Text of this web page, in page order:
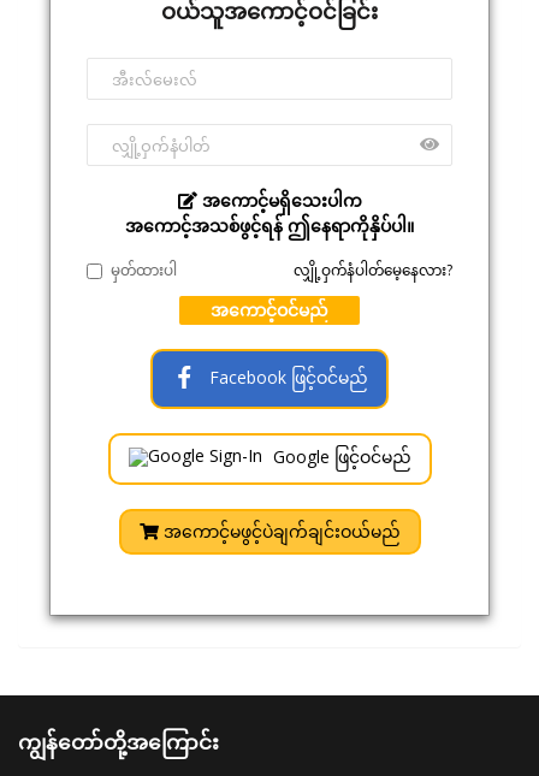
ဝယ်သူအကောင့်ဝင်ခြင်း
အကောင့်မရှိသေးပါက
အကောင့်အသစ်ဖွင့်ရန် ဤနေရာကိုနှိပ်ပါ။
မှတ်ထားပါ လျှို့ဝှက်နံပါတ်မေ့နေလား?
အကောင့်ဝင်မည်
Facebook ဖြင့်ဝင်မည်
Google ဖြင့်ဝင်မည်
အကောင့်မဖွင့်ပဲချက်ချင်းဝယ်မည်
ကျွန်တော်တို့အကြောင်း